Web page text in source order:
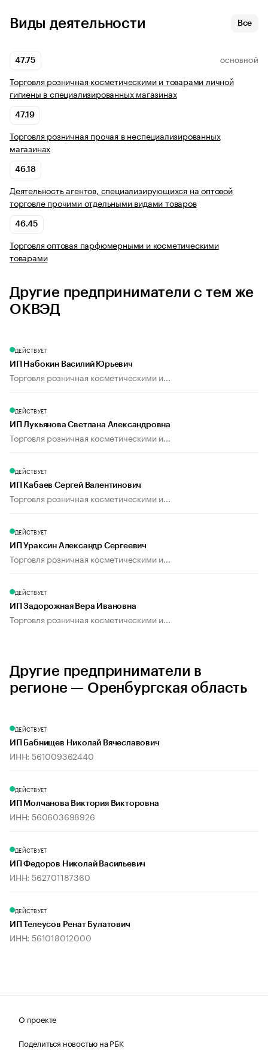
Виды деятельности Все
47.75 ОСНОВНОЙ
Торговля розничная косметическими и товарами личной
гигиены в специализированных магазинах
47.19
Торговля розничная прочая в неспециализированных
магазинах
46.18
Деятельность агентов, специализирующихся на оптовой
торговле прочими отдельными видами товаров
46.45
Торговля оптовая парфюмерными и косметическими
товарами
Другие предприниматели с тем же
ОКВЭД
ДЕЙСТВУЕТ
ИП Набокин Василий Юрьевич
Торговля розничная косметическими и...
ДЕЙСТВУЕТ
ИП Лукьянова Светлана Александровна
Торговля розничная косметическими и...
ДЕЙСТВУЕТ
ИП Кабаев Сергей Валентинович
Торговля розничная косметическими и...
ДЕЙСТВУЕТ
ИП Ураксин Александр Сергеевич
Торговля розничная косметическими и...
ДЕЙСТВУЕТ
ИП Задорожная Вера Ивановна
Торговля розничная косметическими и...
Другие предприниматели в
регионе — Оренбургская область
ДЕЙСТВУЕТ
ИП Бабнищев Николай Вячеславович
ИНН: 561009362440
ДЕЙСТВУЕТ
ИП Молчанова Виктория Викторовна
ИНН: 560603698926
ДЕЙСТВУЕТ
ИП Федоров Николай Васильевич
ИНН: 562701187360
ДЕЙСТВУЕТ
ИП Телеусов Ренат Булатович
ИНН: 561018012000
О проекте
Поделиться новостью на РБК